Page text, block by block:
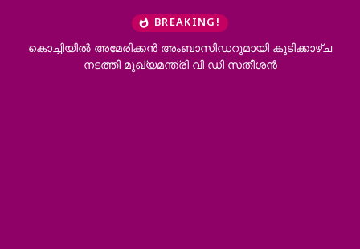
BREAKING!
കൊച്ചിയിൽ അമേരിക്കൻ അംബാസിഡറുമായി കൂടിക്കാഴ്ച
നടത്തി മുഖ്യമന്ത്രി വി ഡി സതീശൻ